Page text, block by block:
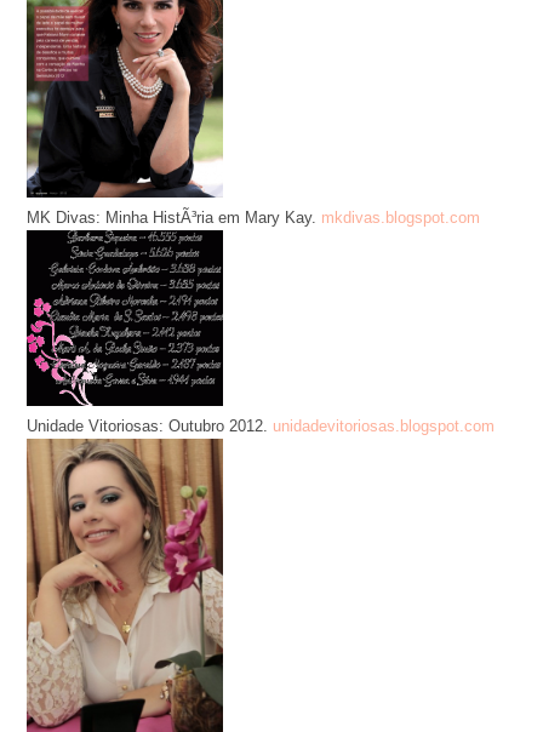
MK Divas: Minha HistÃ³ria em Mary Kay. mkdivas.blogspot.com
Unidade Vitoriosas: Outubro 2012. unidadevitoriosas.blogspot.com